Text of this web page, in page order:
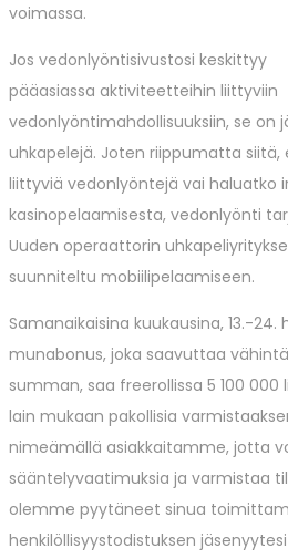
voimassa.
Jos vedonlyöntisivustosi keskittyy
pääasiassa aktiviteetteihin liittyviin
vedonlyöntimahdollisuuksiin, se on
uhkapelejä. Joten riippumatta
liittyviä vedonlyöntejä vai haluatko
kasinopelaamisesta, vedonlyönti
Uuden operaattorin
suunniteltu mobiilipelaamiseen.
Samanaikaisina kuukausina, 13.-24.
munabonus, joka saavuttaa
summan, saa freerollissa 5 100
lain mukaan pakollisia
nimeämällä asiakkaitamme, jotta
sääntelyvaatimuksia ja varmistaa
olemme pyytäneet sinua
henkilöllisyystodistuksen